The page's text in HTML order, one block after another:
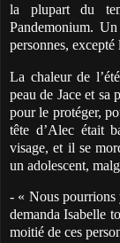
la plupart du
Pandemonium.
personnes,
La chaleur de
peau de Jace et sa
pour le protéger,
tête d’Alec était
visage, et il se
un adolescent,
- « Nous pourrions
demanda Isabelle
moitié de ces